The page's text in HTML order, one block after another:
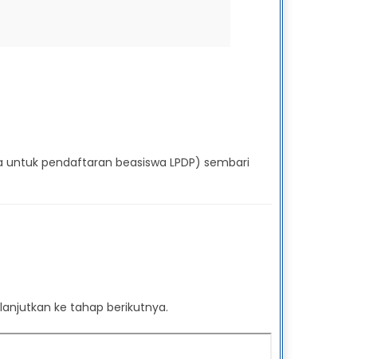
pendaftaran beasiswa LPDP) sembari
ke tahap berikutnya.